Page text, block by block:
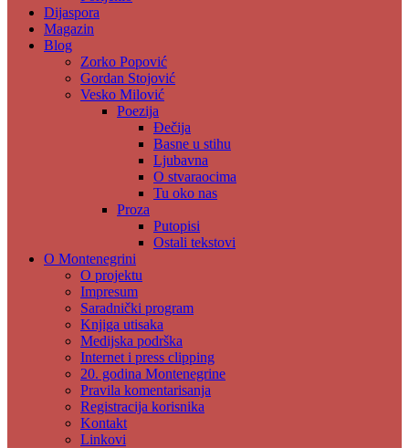
Dijaspora
Magazin
Blog
Zorko Popović
Gordan Stojović
Vesko Milović
Poezija
Đečija
Basne u stihu
Ljubavna
O stvaraocima
Tu oko nas
Proza
Putopisi
Ostali tekstovi
O Montenegrini
O projektu
Impresum
Saradnički program
Knjiga utisaka
Medijska podrška
Internet i press clipping
20. godina Montenegrine
Pravila komentarisanja
Registracija korisnika
Kontakt
Linkovi